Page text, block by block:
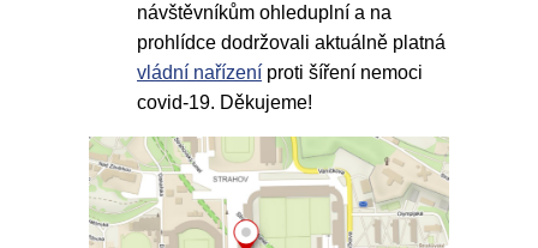
návštěvníkům ohleduplní a na
prohlídce dodržovali aktuálně platná
vládní nařízení proti šíření nemoci
covid-19. Děkujeme!